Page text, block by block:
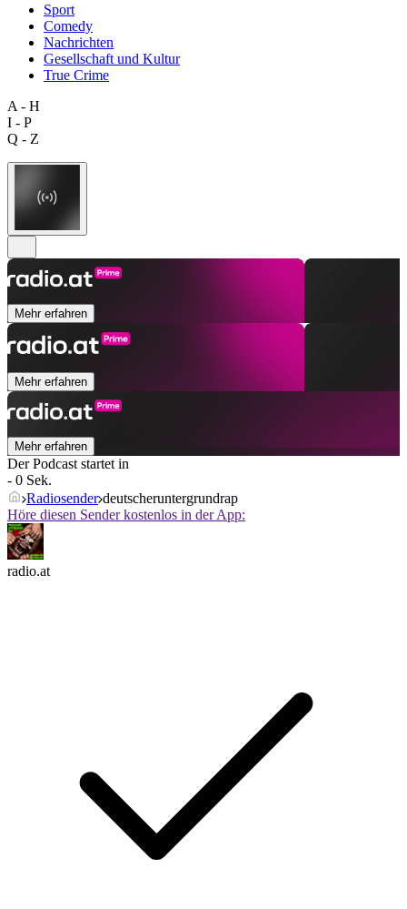
Sport
Comedy
Nachrichten
Gesellschaft und Kultur
True Crime
A - H
I - P
Q - Z
Mehr erfahren
Mehr erfahren
Mehr erfahren
Der Podcast startet in
- 0 Sek.
Radiosender deutscheruntergrundrap
Höre diesen Sender kostenlos in der App:
radio.at